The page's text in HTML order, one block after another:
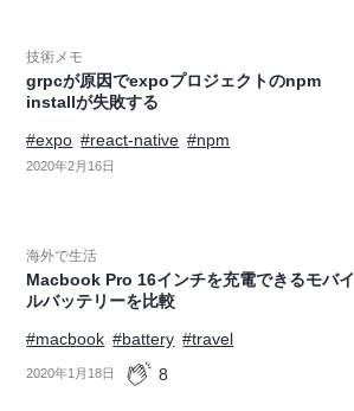
技術メモ
grpcが原因でexpoプロジェクトのnpm
installが失敗する
#expo #react-native #npm
2020年2月16日
海外で生活
Macbook Pro 16インチを充電できるモバイ
ルバッテリーを比較
#macbook #battery #travel
2020年1月18日 8